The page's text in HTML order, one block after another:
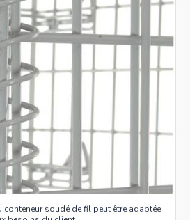
soudé de fil peut être adaptée